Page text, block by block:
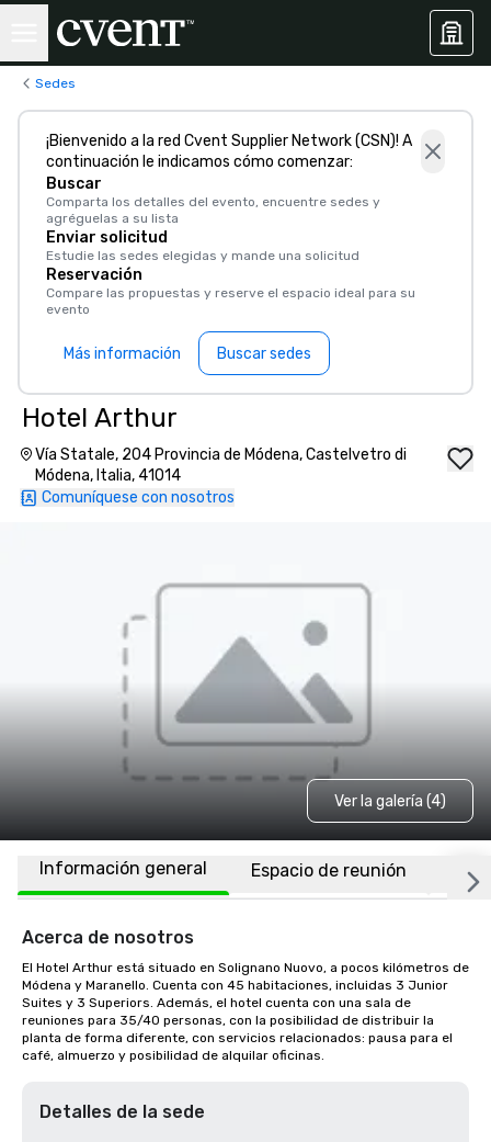
Sedes
¡Bienvenido a la red Cvent Supplier Network (CSN)! A
continuación le indicamos cómo comenzar:
Buscar
Comparta los detalles del evento, encuentre sedes y
agréguelas a su lista
Enviar solicitud
Estudie las sedes elegidas y mande una solicitud
Reservación
Compare las propuestas y reserve el espacio ideal para su
evento
Más información Buscar sedes
Hotel Arthur
Vía Statale, 204 Provincia de Módena, Castelvetro di
Módena, Italia, 41014
Comuníquese con nosotros
Ver la galería (4)
Información general Espacio de reunión
Acerca de nosotros
El Hotel Arthur está situado en Solignano Nuovo, a pocos kilómetros de
Módena y Maranello. Cuenta con 45 habitaciones, incluidas 3 Junior
Suites y 3 Superiors. Además, el hotel cuenta con una sala de
reuniones para 35/40 personas, con la posibilidad de distribuir la
planta de forma diferente, con servicios relacionados: pausa para el
café, almuerzo y posibilidad de alquilar oficinas.
Detalles de la sede